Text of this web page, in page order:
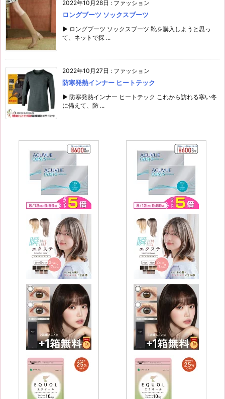
2022年10月28日 : ファッション
ロングブーツ ソックスブーツ
▶ ロングブーツ ソックスブーツ 靴を購入しようと思っ
て、ネットで探 ...
2022年10月27日 : ファッション
防寒発熱インナー ヒートテック
▶ 防寒発熱インナー ヒートテック これから訪れる寒い冬
に備えて、防 ...